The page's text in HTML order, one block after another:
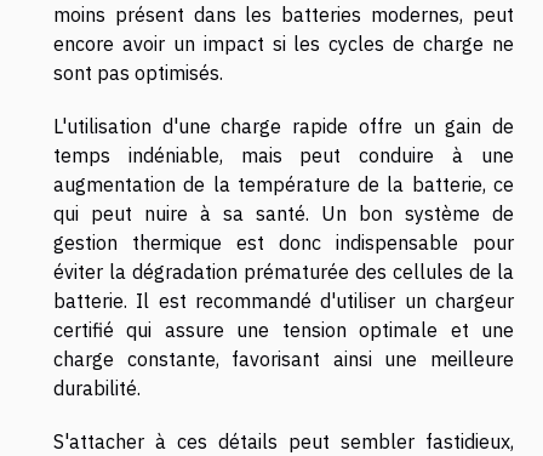
moins présent dans les batteries modernes, peut
encore avoir un impact si les cycles de charge ne
sont pas optimisés.
L'utilisation d'une charge rapide offre un gain de
temps indéniable, mais peut conduire à une
augmentation de la température de la batterie, ce
qui peut nuire à sa santé. Un bon système de
gestion thermique est donc indispensable pour
éviter la dégradation prématurée des cellules de la
batterie. Il est recommandé d'utiliser un chargeur
certifié qui assure une tension optimale et une
charge constante, favorisant ainsi une meilleure
durabilité.
S'attacher à ces détails peut sembler fastidieux,